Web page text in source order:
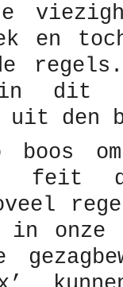
en
dit
uit den
om
feit
in